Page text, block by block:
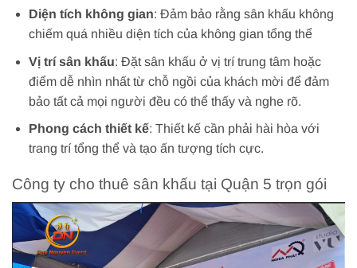
Diện tích không gian: Đảm bảo rằng sân khấu không
chiếm quá nhiều diện tích của không gian tổng thể
Vị trí sân khấu: Đặt sân khấu ở vị trí trung tâm hoặc
điểm dễ nhìn nhất từ chỗ ngồi của khách mời để đảm
bảo tất cả mọi người đều có thể thấy và nghe rõ.
Phong cách thiết kế: Thiết kế cần phải hài hòa với
trang trí tổng thể và tạo ấn tượng tích cực.
Công ty cho thuê sân khấu tại Quận 5 trọn gói